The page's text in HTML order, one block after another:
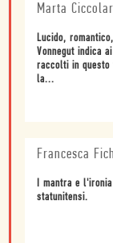
Marta
Lucido,
Vonnegut indica
raccolti in questo
la...
Francesca
I mantra e
statunitensi.